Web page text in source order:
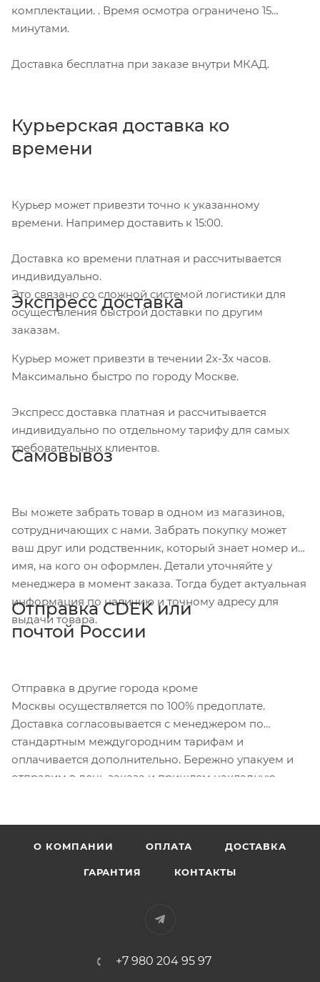
комплектации. . Время осмотра ограничено 15
минутами.
Доставка бесплатна при заказе внутри МКАД.
Курьерская доставка ко
времени
Курьер может привезти точно к указанному
времени. Например доставить к 15:00.
Доставка ко времени платная и рассчитывается
индивидуально.
Это связано со сложной системой логистики для
осуществления быстрой доставки по другим
заказам.
Экспресс доставка
Курьер может привезти в течении 2х-3х часов.
Максимально быстро по городу Москве.
Экспресс доставка платная и рассчитывается
индивидуально по отдельному тарифу для самых
требовательных клиентов.
Самовывоз
Вы можете забрать товар в одном из магазинов,
сотрудничающих с нами. Забрать покупку может
ваш друг или родственник, который знает номер и
имя, на кого он оформлен. Детали уточняйте у
менеджера в момент заказа. Тогда будет актуальная
информация по наличию и точному адресу для
выдачи товара.
Отправка CDEK или
почтой России
Отправка в другие города кроме
Москвы осуществляется по 100% предоплате.
Доставка согласовывается с менеджером по
стандартным междугородним тарифам и
оплачивается дополнительно. Бережно упакуем и
отправим в день заказа и пришлем накладную.
О КОМПАНИИ ОПЛАТА ДОСТАВКА
ГАРАНТИЯ КОНТАКТЫ
+7 980 204 95 97